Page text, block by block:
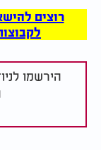
רוצים
לקבוצות
הירשמו